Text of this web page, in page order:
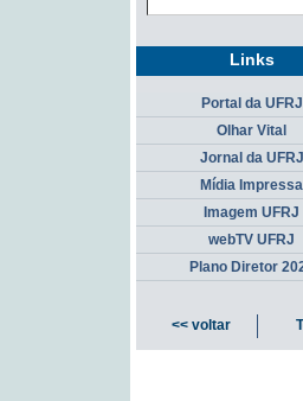
Links
Portal da UFRJ
Olhar Vital
Jornal da UFRJ
Mídia Impressa
Imagem UFRJ
webTV UFRJ
Plano Diretor
<< voltar